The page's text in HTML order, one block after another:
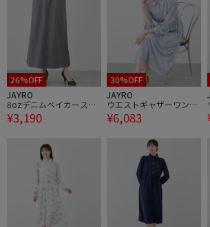
26%OFF
JAYRO
8ozデニムベイカースカ
ート
¥3,190
30%OFF
JAYRO
ウエストギャザーワンピ
ース
¥6,083